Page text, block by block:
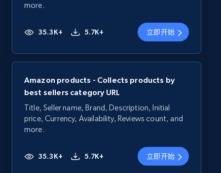
more.
35.3K+ 5.7K+ 立即开始
Amazon products - Collects products by
best sellers category URL
Title, Seller name, Brand, Description, Initial
price, Currency, Availability, Reviews count, and
more.
35.3K+ 5.7K+ 立即开始